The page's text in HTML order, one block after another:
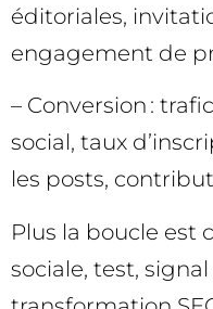
éditoriales,
engagement de
– Conversion :
social, taux
les posts,
Plus la boucle est
sociale, test,